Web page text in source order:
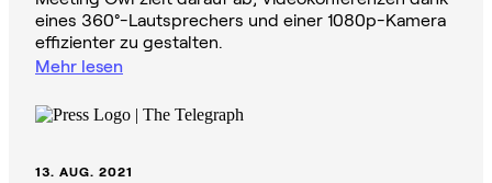
eines 360°-Lautsprechers und einer 1080p-Kamera
effizienter zu gestalten.
Mehr lesen
13. AUG. 2021